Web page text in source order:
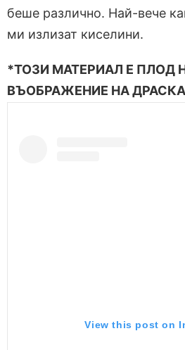
беше различно. Най-вече
ми излизат киселини.
*ТОЗИ МАТЕРИАЛ Е ПЛОД
ВЪОБРАЖЕНИЕ НА
View this post on